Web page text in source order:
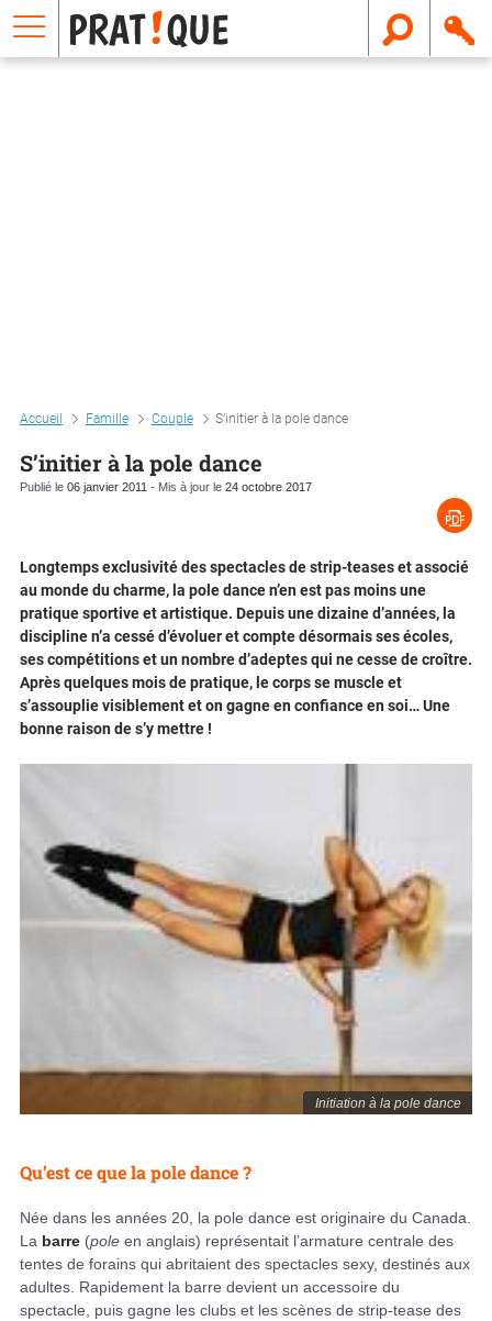
Accueil Famille Couple S’initier à la pole dance
S’initier à la pole dance
Publié le 06 janvier 2011 - Mis à jour le 24 octobre 2017
Initiation à la pole dance
Longtemps exclusivité des spectacles de strip-teases et associé
au monde du charme, la pole dance n’en est pas moins une
pratique sportive et artistique. Depuis une dizaine d’années, la
discipline n’a cessé d’évoluer et compte désormais ses écoles,
ses compétitions et un nombre d’adeptes qui ne cesse de croître.
Après quelques mois de pratique, le corps se muscle et
s’assouplie visiblement et on gagne en confiance en soi… Une
bonne raison de s’y mettre !
Qu’est ce que la pole dance ?
Née dans les années 20, la pole dance est originaire du Canada.
La barre (pole en anglais) représentait l’armature centrale des
tentes de forains qui abritaient des spectacles sexy, destinés aux
adultes. Rapidement la barre devient un accessoire du
spectacle, puis gagne les clubs et les scènes de strip-tease des
E
m
a